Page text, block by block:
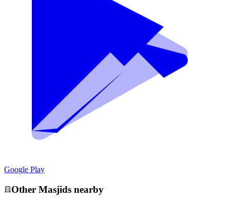
Google Play
Other Masjids nearby